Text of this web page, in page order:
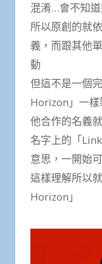
混淆…會不知
所以原創的就
義，而跟其他
動
但這不是一個
Horizon」一樣
他合作的名義
名字上的「
意思，一開始
這樣理解所以
Horizon」